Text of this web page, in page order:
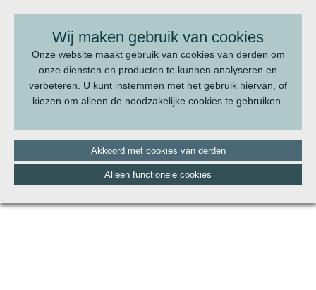
Wij maken gebruik van cookies
Onze website maakt gebruik van cookies van derden om
onze diensten en producten te kunnen analyseren en
verbeteren. U kunt instemmen met het gebruik hiervan, of
kiezen om alleen de noodzakelijke cookies te gebruiken.
Akkoord met cookies van derden
Alleen functionele cookies
BEL ONS:070 - 322 20 22